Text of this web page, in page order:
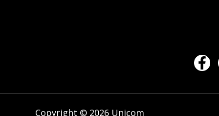
Copyright © 2026 Unicom